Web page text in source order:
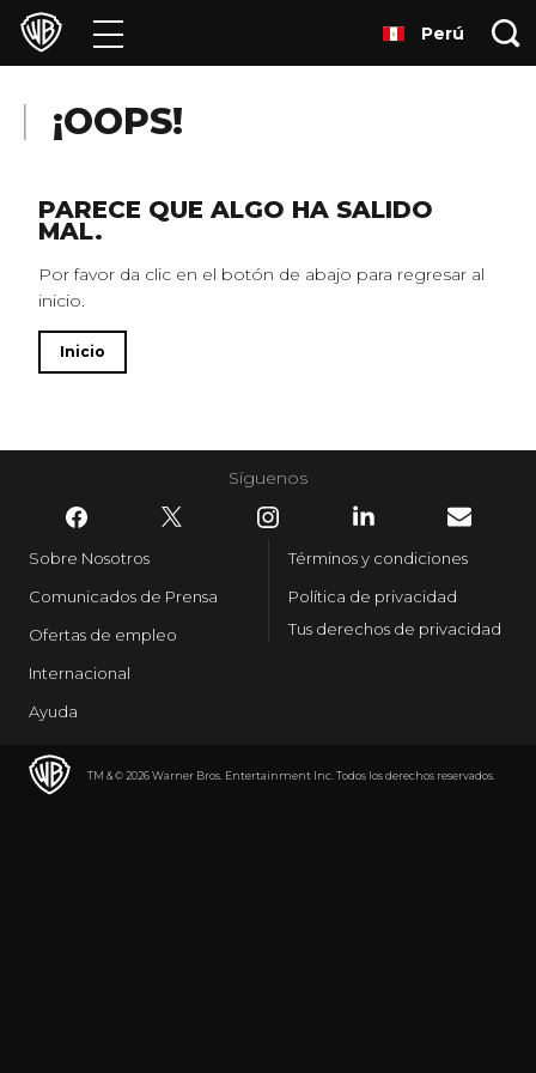
Películas
Franquicias
Colecciones
Noticias
HBO Max
Perú
¡OOPS!
PARECE QUE ALGO HA SALIDO
MAL.
Por favor da clic en el botón de abajo para regresar al
inicio.
Inicio
TM & © 2026 Warner Bros. Entertainment Inc. Todos los derechos reservados.
Síguenos
Sobre Nosotros
Comunicados de Prensa
Ofertas de empleo
Internacional
Ayuda
Términos y condiciones
Política de privacidad
Tus derechos de privacidad